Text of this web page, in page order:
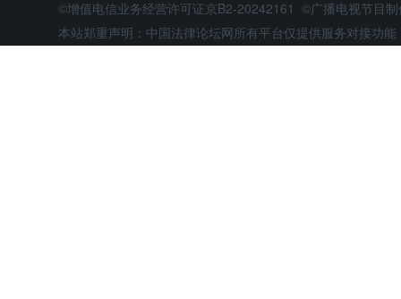
©增值电信业务经营许可证京B2-20242161 ©广播电视节目
本站郑重声明：中国法律论坛网所有平台仅提供服务对接功